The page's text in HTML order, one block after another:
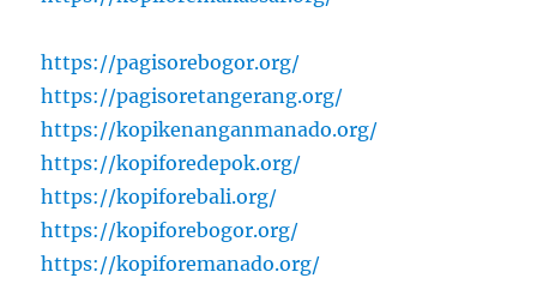
https://pagisorebogor.org/
https://pagisoretangerang.org/
https://kopikenanganmanado.org/
https://kopiforedepok.org/
https://kopiforebali.org/
https://kopiforebogor.org/
https://kopiforemanado.org/